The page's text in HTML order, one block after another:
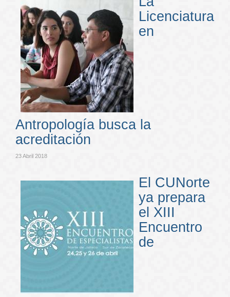
Licenciatura
en
Antropología busca la
acreditación
23 Abril 2018
El CUNorte
ya prepara
el XIII
Encuentro
de